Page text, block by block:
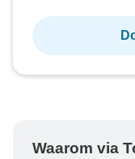
Waarom via